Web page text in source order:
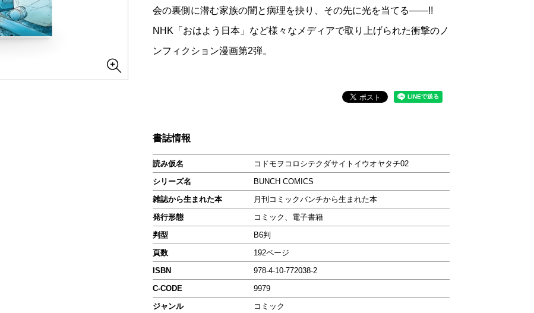
会の裏側に潜む家族の闇と病理を抉り、その先に光を当てる――!!
NHK「おはよう日本」など様々なメディアで取り上げられた衝撃のノ
ンフィクション漫画第2弾。
書誌情報
読み仮名
コドモヲコロシテクダサイトイウオヤタチ02
シリーズ名
BUNCH COMICS
雑誌から生まれた本
月刊コミックバンチから生まれた本
発行形態
コミック、電子書籍
判型
B6判
頁数
192ページ
ISBN
978-4-10-772038-2
C-CODE
9979
ジャンル
コミック